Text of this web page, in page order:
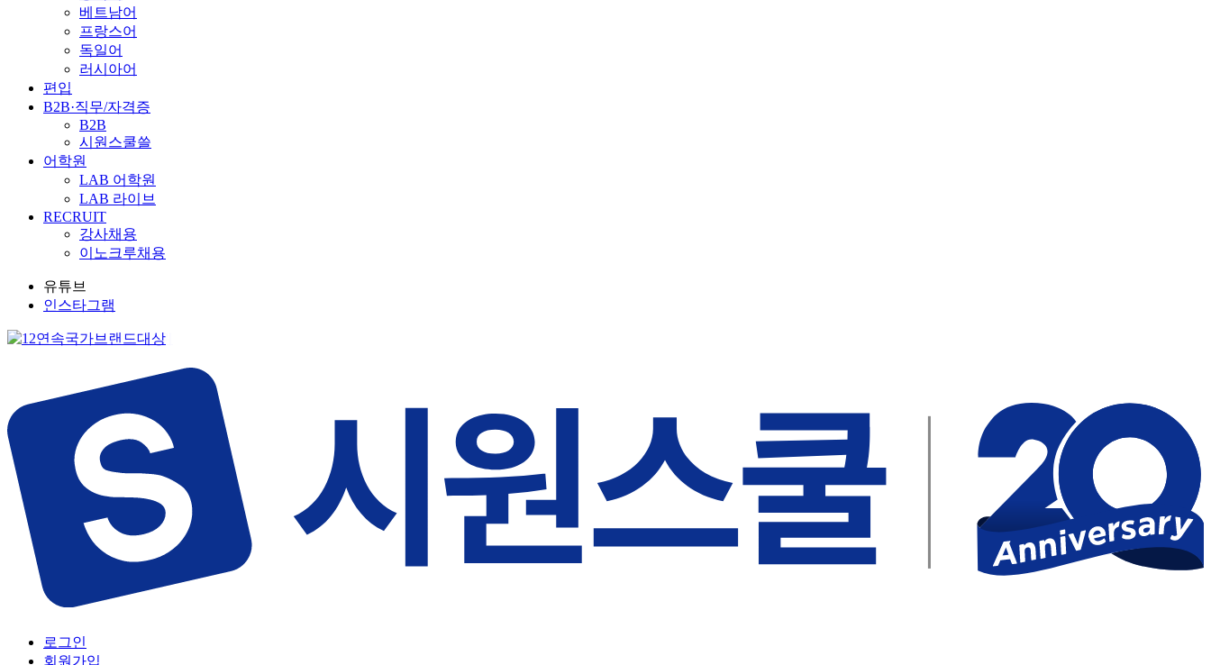
베트남어
프랑스어
독일어
러시아어
편입
B2B·직무/자격증
B2B
시원스쿨쓸
어학원
LAB 어학원
LAB 라이브
RECRUIT
강사채용
이노크루채용
유튜브
인스타그램
로그인
회원가입